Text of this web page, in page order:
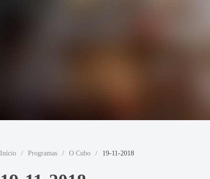
Início / Programas / O Cubo / 19-11-2018